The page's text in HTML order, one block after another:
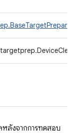
ลังจากการทดสอบ